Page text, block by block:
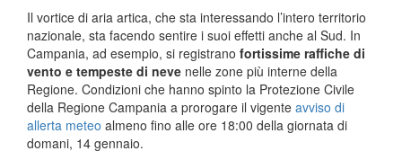
Il vortice di aria artica, che sta interessando l’intero territorio
nazionale, sta facendo sentire i suoi effetti anche al Sud. In
Campania, ad esempio, si registrano fortissime raffiche di
vento e tempeste di neve nelle zone più interne della
Regione. Condizioni che hanno spinto la Protezione Civile
della Regione Campania a prorogare il vigente avviso di
allerta meteo almeno fino alle ore 18:00 della giornata di
domani, 14 gennaio.